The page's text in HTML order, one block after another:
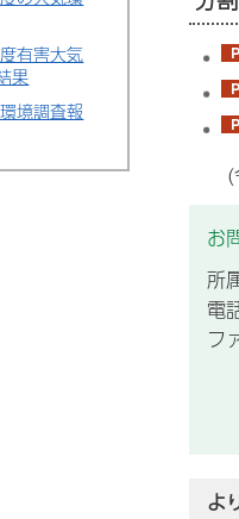
有害大気
果
境調査報
お
所
電
フ
よ